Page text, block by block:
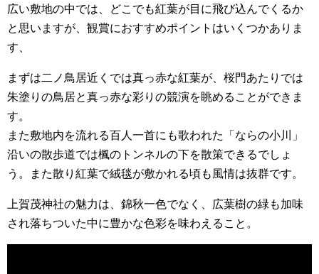
広い敷地の中では、どこでも紅葉が目に飛び込んでくるか
と思いますが、観賞におすすめポイントはいくつかありま
す、
まずは二ノ鳥居近くでは真っ赤な紅葉が、桜門あたりでは
朱塗りの鳥居と真っ赤な彩りの競演を眺めることができま
す。
また敷地内を流れる百人一首にも歌われた「ならの小川」
沿いの散歩道では楓のトンネルの下を散策できるでしょ
う。また散り紅葉で絨毯が敷かれる頃も風情は抜群です。
上賀茂神社の魅力は、錦秋一色でなく、広葉樹の緑も加味
され落ちついた中に豊かな色彩を味わえること。